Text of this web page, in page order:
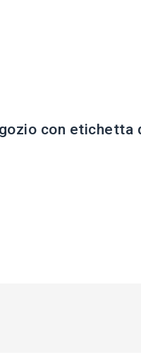
con etichetta